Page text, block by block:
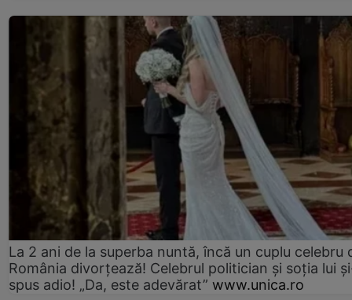
La 2 ani de la superba nuntă, încă un cuplu celebru
România divorțează! Celebrul politician și soția lui
spus adio! „Da, este adevărat” www.unica.ro